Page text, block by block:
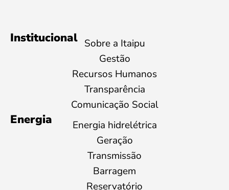
Institucional Sobre a Itaipu
Gestão
Recursos Humanos
Transparência
Comunicação Social
Energia
Energia hidrelétrica
Geração
Transmissão
Barragem
Reservatório